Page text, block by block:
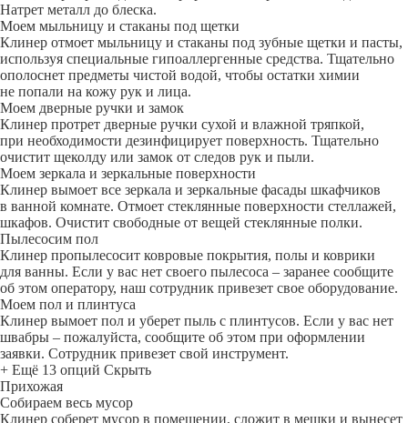
Натрет металл до блеска.
Моем мыльницу и стаканы под щетки
Клинер отмоет мыльницу и стаканы под зубные щетки и пасты,
используя специальные гипоаллергенные средства. Тщательно
ополоснет предметы чистой водой, чтобы остатки химии
не попали на кожу рук и лица.
Моем дверные ручки и замок
Клинер протрет дверные ручки сухой и влажной тряпкой,
при необходимости дезинфицирует поверхность. Тщательно
очистит щеколду или замок от следов рук и пыли.
Моем зеркала и зеркальные поверхности
Клинер вымоет все зеркала и зеркальные фасады шкафчиков
в ванной комнате. Отмоет стеклянные поверхности стеллажей,
шкафов. Очистит свободные от вещей стеклянные полки.
Пылесосим пол
Клинер пропылесосит ковровые покрытия, полы и коврики
для ванны. Если у вас нет своего пылесоса – заранее сообщите
об этом оператору, наш сотрудник привезет свое оборудование.
Моем пол и плинтуса
Клинер вымоет пол и уберет пыль с плинтусов. Если у вас нет
швабры – пожалуйста, сообщите об этом при оформлении
заявки. Сотрудник привезет свой инструмент.
+ Ещё 13 опций Скрыть
Прихожая
Собираем весь мусор
Клинер соберет мусор в помещении, сложит в мешки и вынесет